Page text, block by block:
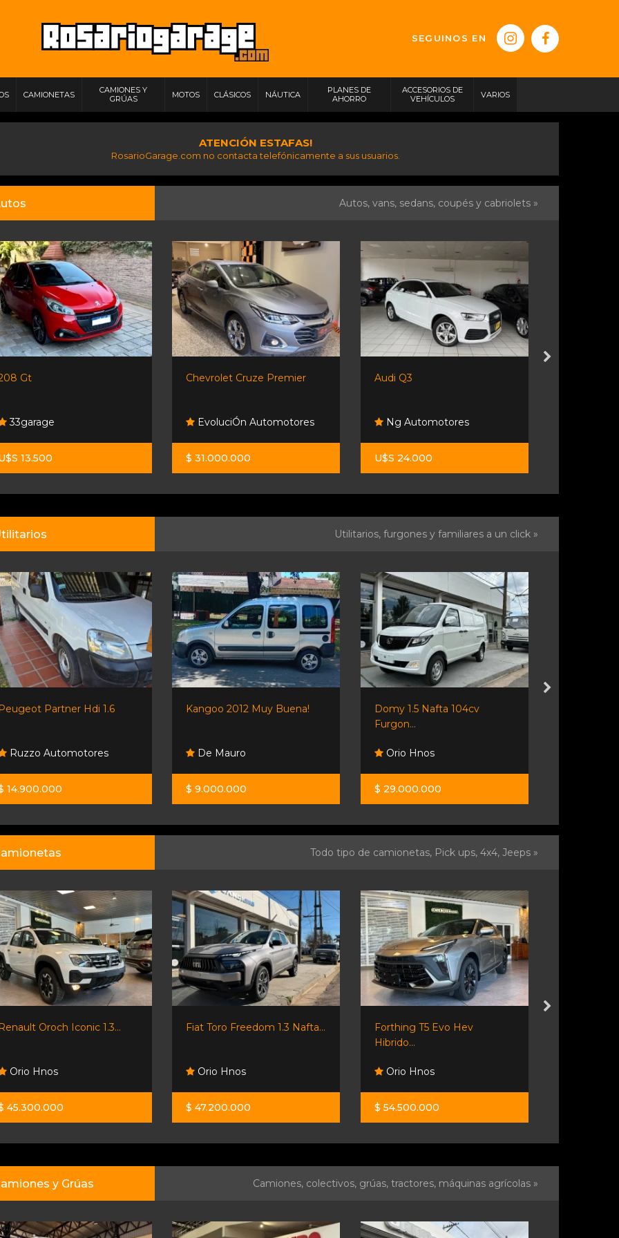
SEGUINOS EN
CAMIONETAS
CAMIONES Y
GRÚAS
MOTOS CLÁSICOS NÁUTICA
PLANES DE
AHORRO
ACCESORIOS DE
VEHÍCULOS
VARIOS
ATENCIÓN ESTAFAS!
RosarioGarage.com no contacta telefónicamente a sus usuarios.
Autos, vans, sedans, coupés y cabriolets »
Cruze Premier
EvoluciÓn Automotores
31.000.000
Audi Q3
Ng Automotores
U$S 24.000
Ford Fiesta
Funes Exclusivos
$ 17.900.000
Utilitarios, furgones y familiares a un click »
Kangoo 2012 Muy Buena!
De Mauro
9.000.000
Domy 1.5 Nafta 104cv
Orio Hnos
$ 29.000.000
Domy 1.5 L 104hp Furgon
V1...
Orio Hnos
$ 29.000.000
Todo tipo de camionetas, Pick ups, 4x4, Jeeps »
Fiat Toro Freedom 1.3 Nafta...
Orio Hnos
47.200.000
Forthing T5 Evo Hev
Orio Hnos
$ 54.500.000
Jmc Grand Avenue Pro 2.3...
Orio Hnos
$ 85.500.000
y Grúas Camiones, colectivos, grúas, tractores, máquinas agrícolas »